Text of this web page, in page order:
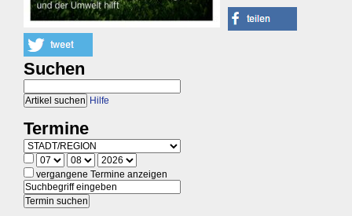
Suchen
Hilfe
Termine
vergangene Termine anzeigen